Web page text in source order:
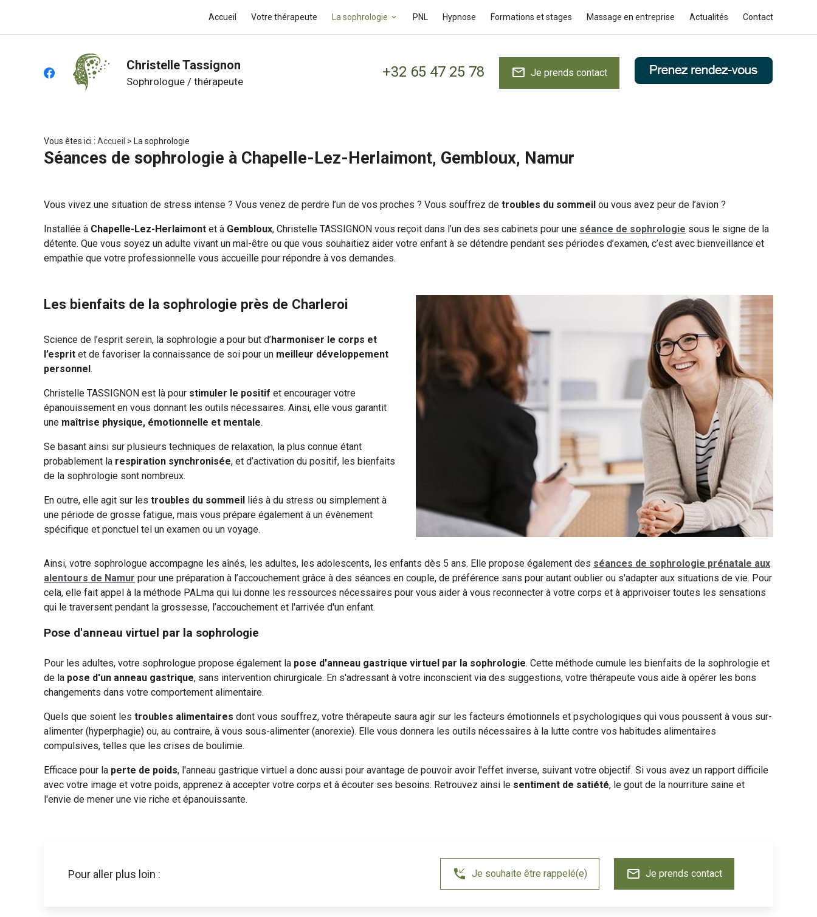
Accueil Votre thérapeute La sophrologie PNL Hypnose Formations et stages Massage en entreprise Actualités Contact
Christelle Tassignon
Sophrologue / thérapeute
+32 65 47 25 78 mail_outline Je prends contact
Vous êtes ici : Accueil > La sophrologie
Séances de sophrologie à Chapelle-Lez-Herlaimont, Gembloux, Namur
Vous vivez une situation de stress intense ? Vous venez de perdre l’un de vos proches ? Vous souffrez de troubles du sommeil ou vous avez peur de l’avion ?
Installée à Chapelle-Lez-Herlaimont et à Gembloux, Christelle TASSIGNON vous reçoit dans l’un des ses cabinets pour une séance de sophrologie sous le signe de la
détente. Que vous soyez un adulte vivant un mal-être ou que vous souhaitiez aider votre enfant à se détendre pendant ses périodes d’examen, c’est avec bienveillance et
empathie que votre professionnelle vous accueille pour répondre à vos demandes.
Les bienfaits de la sophrologie près de Charleroi
Science de l’esprit serein, la sophrologie a pour but d’harmoniser le corps et
l’esprit et de favoriser la connaissance de soi pour un meilleur développement
personnel.
Christelle TASSIGNON est là pour stimuler le positif et encourager votre
épanouissement en vous donnant les outils nécessaires. Ainsi, elle vous garantit
une maîtrise physique, émotionnelle et mentale.
Se basant ainsi sur plusieurs techniques de relaxation, la plus connue étant
probablement la respiration synchronisée, et d’activation du positif, les bienfaits
de la sophrologie sont nombreux.
En outre, elle agit sur les troubles du sommeil liés à du stress ou simplement à
une période de grosse fatigue, mais vous prépare également à un évènement
spécifique et ponctuel tel un examen ou un voyage.
Ainsi, votre sophrologue accompagne les aînés, les adultes, les adolescents, les enfants dès 5 ans. Elle propose également des séances de sophrologie prénatale aux
alentours de Namur pour une préparation à l’accouchement grâce à des séances en couple, de préférence sans pour autant oublier ou s'adapter aux situations de vie. Pour
cela, elle fait appel à la méthode PALma qui lui donne les ressources nécessaires pour vous aider à vous reconnecter à votre corps et à apprivoiser toutes les sensations
qui le traversent pendant la grossesse, l’accouchement et l'arrivée d'un enfant.
Pose d'anneau virtuel par la sophrologie
Pour les adultes, votre sophrologue propose également la pose d'anneau gastrique virtuel par la sophrologie. Cette méthode cumule les bienfaits de la sophrologie et
de la pose d'un anneau gastrique, sans intervention chirurgicale. En s'adressant à votre inconscient via des suggestions, votre thérapeute vous aide à opérer les bons
changements dans votre comportement alimentaire.
Quels que soient les troubles alimentaires dont vous souffrez, votre thérapeute saura agir sur les facteurs émotionnels et psychologiques qui vous poussent à vous sur-
alimenter (hyperphagie) ou, au contraire, à vous sous-alimenter (anorexie). Elle vous donnera les outils nécessaires à la lutte contre vos habitudes alimentaires
compulsives, telles que les crises de boulimie.
Efficace pour la perte de poids, l'anneau gastrique virtuel a donc aussi pour avantage de pouvoir avoir l'effet inverse, suivant votre objectif. Si vous avez un rapport difficile
avec votre image et votre poids, apprenez à accepter votre corps et à écouter ses besoins. Retrouvez ainsi le sentiment de satiété, le gout de la nourriture saine et
l'envie de mener une vie riche et épanouissante.
Pour aller plus loin : phone_callback Je souhaite être rappelé(e) mail_outline Je prends contact